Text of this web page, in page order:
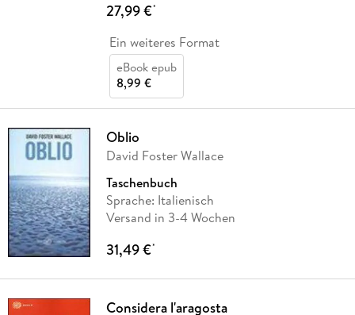
27,99 €*
Ein weiteres Format
eBook epub
8,99 €
Oblio
David Foster Wallace
Taschenbuch
Sprache: Italienisch
Versand in 3-4 Wochen
31,49 €*
Considera l'aragosta